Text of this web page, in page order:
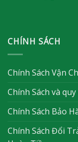
CHÍNH SÁCH
Chính Sách Vận
Chính Sách và
Chính Sách Bảo
Chính Sách Đổi